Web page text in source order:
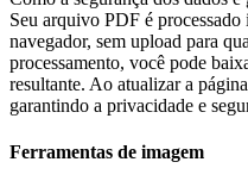
Seu arquivo PDF é
navegador, sem upload para
processamento, você pode
resultante. Ao atualizar a
garantindo a privacidade e
Ferramentas de imagem